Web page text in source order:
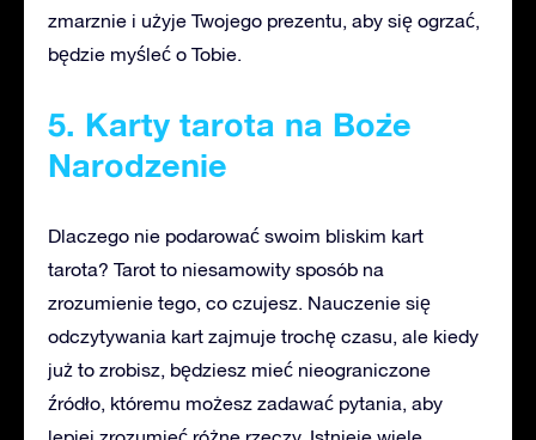
zmarznie i użyje Twojego prezentu, aby się ogrzać,
będzie myśleć o Tobie.
5. Karty tarota na Boże
Narodzenie
Dlaczego nie podarować swoim bliskim kart
tarota? Tarot to niesamowity sposób na
zrozumienie tego, co czujesz. Nauczenie się
odczytywania kart zajmuje trochę czasu, ale kiedy
już to zrobisz, będziesz mieć nieograniczone
źródło, któremu możesz zadawać pytania, aby